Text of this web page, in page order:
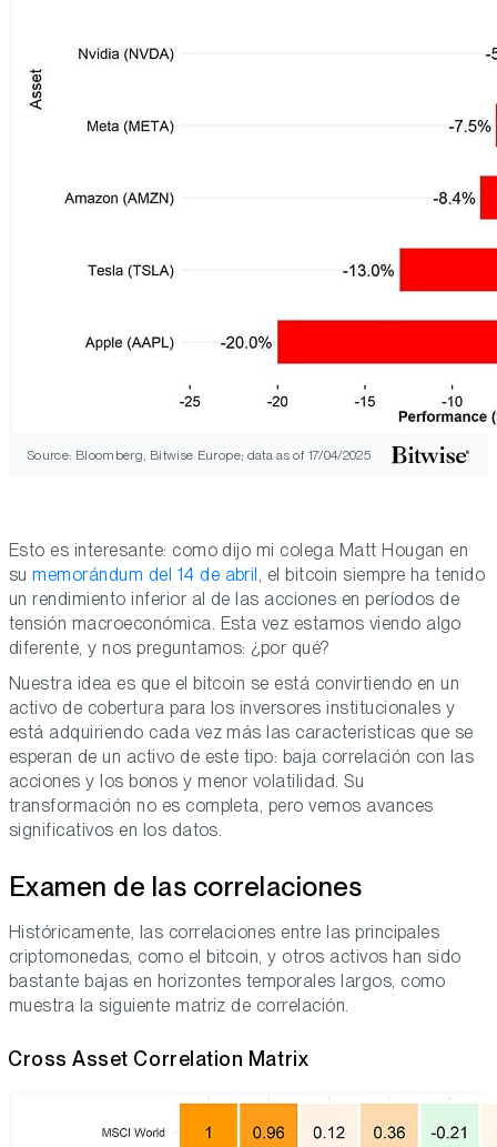
Source: Bloomberg, Bitwise Europe; data as of 17/04/2025
Esto es interesante: como dijo mi colega Matt Hougan en
sumemorándum del 14 de abril , el bitcoin siempre ha tenido
un rendimiento inferior al de las acciones en períodos de
tensión macroeconómica. Esta vez estamos viendo algo
diferente, y nos preguntamos: ¿por qué?
Nuestra idea es que el bitcoin se está convirtiendo en un
activo de cobertura para los inversores institucionales y
está adquiriendo cada vez más las características que se
esperan de un activo de este tipo: baja correlación con las
acciones y los bonos y menor volatilidad. Su
transformación no es completa, pero vemos avances
significativos en los datos.
Examen de las correlaciones
Históricamente, las correlaciones entre las principales
criptomonedas, como el bitcoin, y otros activos han sido
bastante bajas en horizontes temporales largos, como
muestra la siguiente matriz de correlación.
Cross Asset Correlation Matrix